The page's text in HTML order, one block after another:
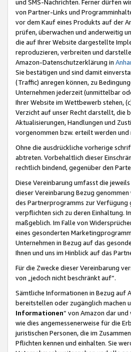
und SMS-Nachrichten. Ferner dürfen
von Partner-Links und
vor dem Kauf eines Produkts auf der
prüfen, überwachen und anderweitig
die auf Ihrer Website dargestellte
reproduzieren, verbreiten und
Amazon-Datenschutzerklärung in
Sie bestätigen und sind damit
(Traffic) anregen können, zu
Unternehmen jederzeit (unmittelbar
Ihrer Website im Wettbewerb stehen,
Verzicht auf unser Recht darstellt, die
Aktualisierungen, Handlungen und
vorgenommen bzw. erteilt werden
Ohne die ausdrückliche vorherige
abtreten. Vorbehaltlich dieser
rechtlich bindend, gegenüber den
Diese Vereinbarung umfasst die
dieser Vereinbarung Bezug
des Partnerprogramms zur Verfügung
verpflichten sich zu deren Einhaltung.
maßgeblich. Im Falle von
eines gesonderten
Unternehmen in Bezug auf das
Ihnen und uns im Hinblick auf das
Für die Zwecke dieser Vereinbarung
von „jedoch nicht beschränkt auf“.
Sämtliche Informationen in Bezug auf
bereitstellen oder zugänglich machen
Informationen“ von Amazon dar
wie dies angemessenerweise für die
juristischen Personen, die im
Pflichten kennen und einhalten. Sie